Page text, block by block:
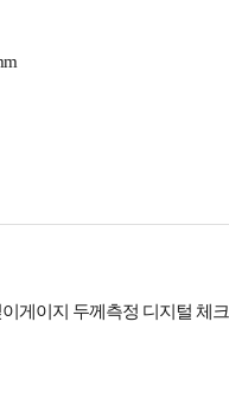
게이지 두께측정 디지털 체크